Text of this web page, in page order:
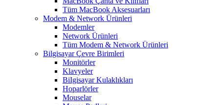
Tüm MacBook Aksesuarları
Modem & Network Ürünleri
Modemler
Network Ürünleri
Tüm Modem & Network Ürünleri
Bilgisayar Çevre Birimleri
Monitörler
Klavyeler
BiIgisayar Kulaklıkları
Hoparlörler
Mouselar